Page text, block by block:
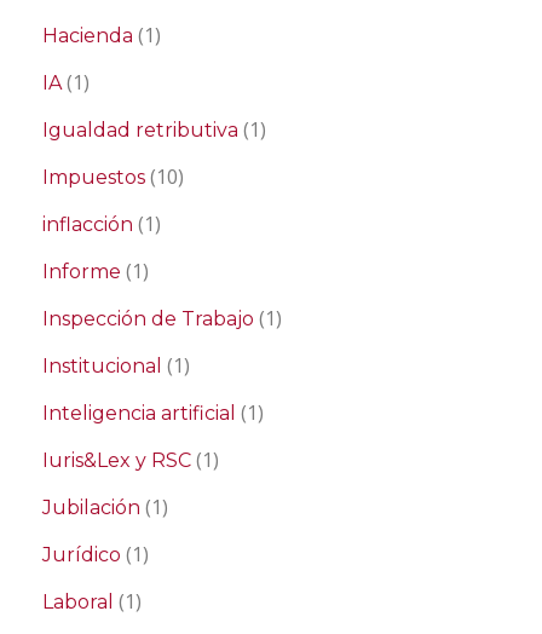
Hacienda (1)
IA(1)
Igualdad retributiva (1)
Impuestos (10)
inflacción (1)
Informe (1)
Inspección de Trabajo (1)
Institucional (1)
Inteligencia artificial (1)
Iuris&Lex y RSC (1)
Jubilación (1)
Jurídico (1)
Laboral (1)